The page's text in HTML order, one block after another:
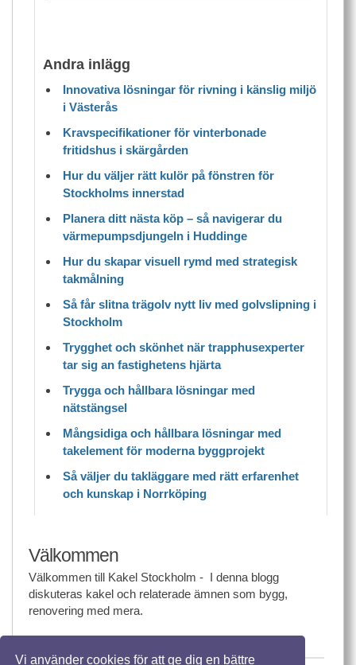
Vi använder cookies för att ge dig en bättre
Andra inlägg
Innovativa lösningar för rivning i känslig miljö
i Västerås
Kravspecifikationer för vinterbonade
fritidshus i skärgården
Hur du väljer rätt kulör på fönstren för
Stockholms innerstad
Planera ditt nästa köp – så navigerar du
värmepumpsdjungeln i Huddinge
Hur du skapar visuell rymd med strategisk
takmålning
Så får slitna trägolv nytt liv med golvslipning i
Stockholm
Trygghet och skönhet när trapphusexperter
tar sig an fastighetens hjärta
Trygga och hållbara lösningar med
nätstängsel
Mångsidiga och hållbara lösningar med
takelement för moderna byggprojekt
Så väljer du takläggare med rätt erfarenhet
och kunskap i Norrköping
Välkommen
Välkommen till Kakel Stockholm - I denna blogg
diskuteras kakel och relaterade ämnen som bygg,
renovering med mera.